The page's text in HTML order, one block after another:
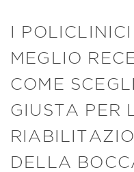
I
MEGLIO
COME
GIUSTA PER
DELLA